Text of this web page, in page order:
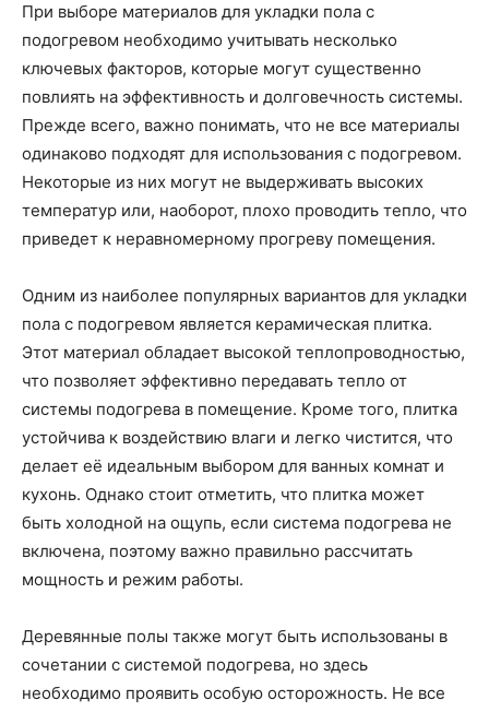
При выборе материалов для укладки пола с
подогревом необходимо учитывать несколько
ключевых факторов, которые могут существенно
повлиять на эффективность и долговечность системы.
Прежде всего, важно понимать, что не все материалы
одинаково подходят для использования с подогревом.
Некоторые из них могут не выдерживать высоких
температур или, наоборот, плохо проводить тепло, что
приведет к неравномерному прогреву помещения.
Одним из наиболее популярных вариантов для укладки
пола с подогревом является керамическая плитка.
Этот материал обладает высокой теплопроводностью,
что позволяет эффективно передавать тепло от
системы подогрева в помещение. Кроме того, плитка
устойчива к воздействию влаги и легко чистится, что
делает её идеальным выбором для ванных комнат и
кухонь. Однако стоит отметить, что плитка может
быть холодной на ощупь, если система подогрева не
включена, поэтому важно правильно рассчитать
мощность и режим работы.
Деревянные полы также могут быть использованы в
сочетании с системой подогрева, но здесь
необходимо проявить особую осторожность. Не все